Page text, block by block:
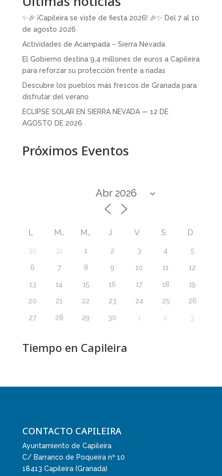
✨🎉 ¡Capileira se viste de fiesta 2026! 🎉✨ Del 7 al 10
de agosto 2026
Actividades de Acampada – Sierra Nevada
El Gobierno destina 9,4 millones de euros a Capileira
para reforzar su protección frente a riadas
Descubre los pueblos más frescos de Granada para
disfrutar del verano
ECLIPSE SOLAR EN SIERRA NEVADA — 12 DE
AGOSTO DE 2026
Próximos Eventos
L M M J V S D
30 31 1 2 3 4 5
6 7 8 9 10 11 12
13 14 15 16 17 18 19
20 21 22 23 24 25 26
27 28 29 30 1 2 3
Tiempo en Capileira
CONTACTO CAPILEIRA
Ayuntamiento de Capileira
C/ Barranco de Poqueira nº 10
18413 Capileira (Granada)